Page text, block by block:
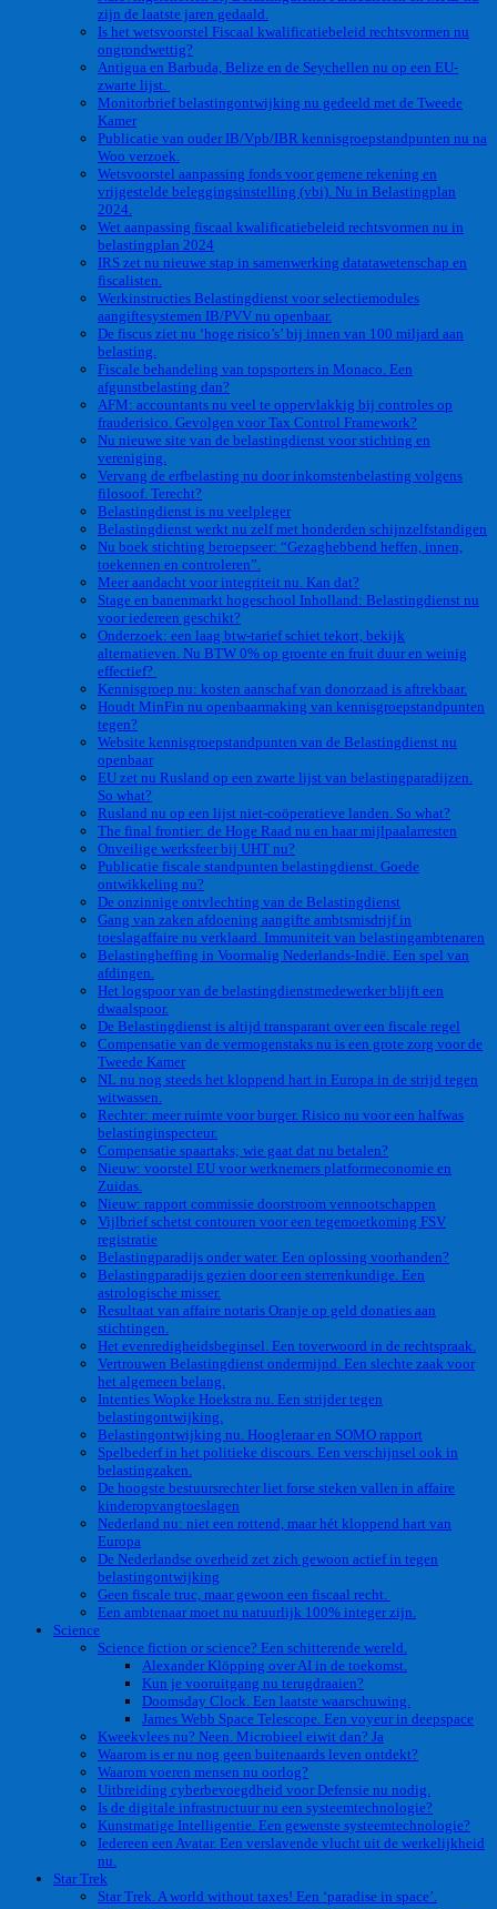
zijn de laatste jaren gedaald.
Is het wetsvoorstel Fiscaal kwalificatiebeleid rechtsvormen nu
ongrondwettig?
Antigua en Barbuda, Belize en de Seychellen nu op een EU-
zwarte lijst.
Monitorbrief belastingontwijking nu gedeeld met de Tweede
Kamer
Publicatie van ouder IB/Vpb/IBR kennisgroepstandpunten nu na
Woo verzoek.
Wetsvoorstel aanpassing fonds voor gemene rekening en
vrijgestelde beleggingsinstelling (vbi). Nu in Belastingplan
2024.
Wet aanpassing fiscaal kwalificatiebeleid rechtsvormen nu in
belastingplan 2024
IRS zet nu nieuwe stap in samenwerking datatawetenschap en
fiscalisten.
Werkinstructies Belastingdienst voor selectiemodules
aangiftesystemen IB/PVV nu openbaar.
De fiscus ziet nu ‘hoge risico’s’ bij innen van 100 miljard aan
belasting.
Fiscale behandeling van topsporters in Monaco. Een
afgunstbelasting dan?
AFM: accountants nu veel te oppervlakkig bij controles op
frauderisico. Gevolgen voor Tax Control Framework?
Nu nieuwe site van de belastingdienst voor stichting en
vereniging.
Vervang de erfbelasting nu door inkomstenbelasting volgens
filosoof. Terecht?
Belastingdienst is nu veelpleger
Belastingdienst werkt nu zelf met honderden schijnzelfstandigen
Nu boek stichting beroepseer: “Gezaghebbend heffen, innen,
toekennen en controleren”.
Meer aandacht voor integriteit nu. Kan dat?
Stage en banenmarkt hogeschool Inholland: Belastingdienst nu
voor iedereen geschikt?
Onderzoek: een laag btw-tarief schiet tekort, bekijk
alternatieven. Nu BTW 0% op groente en fruit duur en weinig
effectief?
Kennisgroep nu: kosten aanschaf van donorzaad is aftrekbaar.
Houdt MinFin nu openbaarmaking van kennisgroepstandpunten
tegen?
Website kennisgroepstandpunten van de Belastingdienst nu
openbaar
EU zet nu Rusland op een zwarte lijst van belastingparadijzen.
So what?
Rusland nu op een lijst niet-coöperatieve landen. So what?
The final frontier: de Hoge Raad nu en haar mijlpaalarresten
Onveilige werksfeer bij UHT nu?
Publicatie fiscale standpunten belastingdienst. Goede
ontwikkeling nu?
De onzinnige ontvlechting van de Belastingdienst
Gang van zaken afdoening aangifte ambtsmisdrijf in
toeslagaffaire nu verklaard. Immuniteit van belastingambtenaren
Belastingheffing in Voormalig Nederlands-Indië. Een spel van
afdingen.
Het logspoor van de belastingdienstmedewerker blijft een
dwaalspoor.
De Belastingdienst is altijd transparant over een fiscale regel
Compensatie van de vermogenstaks nu is een grote zorg voor de
Tweede Kamer
NL nu nog steeds het kloppend hart in Europa in de strijd tegen
witwassen.
Rechter: meer ruimte voor burger. Risico nu voor een halfwas
belastinginspecteur.
Compensatie spaartaks; wie gaat dat nu betalen?
Nieuw: voorstel EU voor werknemers platformeconomie en
Zuidas.
Nieuw: rapport commissie doorstroom vennootschappen
Vijlbrief schetst contouren voor een tegemoetkoming FSV
registratie
Belastingparadijs onder water. Een oplossing voorhanden?
Belastingparadijs gezien door een sterrenkundige. Een
astrologische misser.
Resultaat van affaire notaris Oranje op geld donaties aan
stichtingen.
Het evenredigheidsbeginsel. Een toverwoord in de rechtspraak.
Vertrouwen Belastingdienst ondermijnd. Een slechte zaak voor
het algemeen belang.
Intenties Wopke Hoekstra nu. Een strijder tegen
belastingontwijking.
Belastingontwijking nu. Hoogleraar en SOMO rapport
Spelbederf in het politieke discours. Een verschijnsel ook in
belastingzaken.
De hoogste bestuursrechter liet forse steken vallen in affaire
kinderopvangtoeslagen
Nederland nu: niet een rottend, maar hét kloppend hart van
Europa
De Nederlandse overheid zet zich gewoon actief in tegen
belastingontwijking
Geen fiscale truc, maar gewoon een fiscaal recht.
Een ambtenaar moet nu natuurlijk 100% integer zijn.
Science
Science fiction or science? Een schitterende wereld.
Alexander Klöpping over AI in de toekomst.
Kun je vooruitgang nu terugdraaien?
Doomsday Clock. Een laatste waarschuwing.
James Webb Space Telescope. Een voyeur in deepspace
Kweekvlees nu? Neen. Microbieel eiwit dan? Ja
Waarom is er nu nog geen buitenaards leven ontdekt?
Waarom voeren mensen nu oorlog?
Uitbreiding cyberbevoegdheid voor Defensie nu nodig.
Is de digitale infrastructuur nu een systeemtechnologie?
Kunstmatige Intelligentie. Een gewenste systeemtechnologie?
Iedereen een Avatar. Een verslavende vlucht uit de werkelijkheid
nu.
Star Trek
Star Trek. A world without taxes! Een ‘paradise in space’.